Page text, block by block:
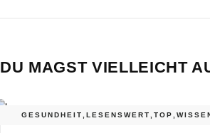
DU MAGST VIELLEICHT
GESUNDHEIT, LESENSWERT,TOP,